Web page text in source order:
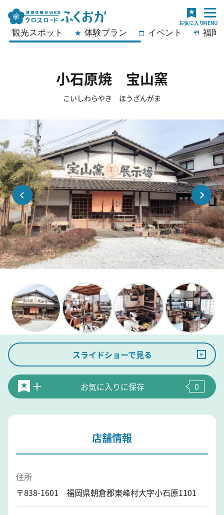
観光スポット 体験プラン イベント 福岡
小石原焼 宝山窯
こいしわらやき ほうざんがま
スライドショーで見る
お気に入りに保存 0
店舗情報
住所
〒838-1601 福岡県朝倉郡東峰村大字小石原1101